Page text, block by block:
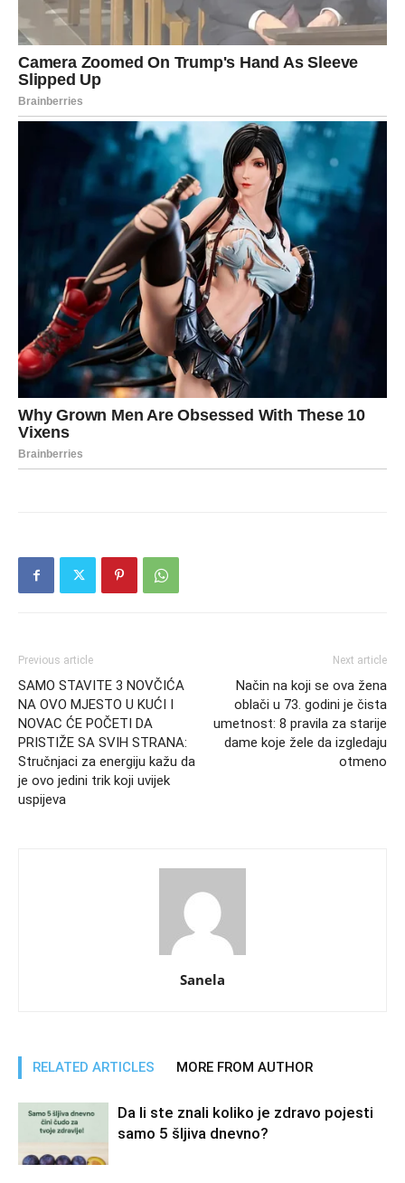
Previous article
SAMO STAVITE 3 NOVČIĆA
NA OVO MJESTO U KUĆI I
NOVAC ĆE POČETI DA
PRISTIŽE SA SVIH STRANA:
Stručnjaci za energiju kažu da
je ovo jedini trik koji uvijek
uspijeva
Next article
Način na koji se ova žena
oblači u 73. godini je čista
umetnost: 8 pravila za starije
dame koje žele da izgledaju
otmeno
Sanela
RELATED ARTICLES MORE FROM AUTHOR
Da li ste znali koliko je zdravo pojesti
samo 5 šljiva dnevno?